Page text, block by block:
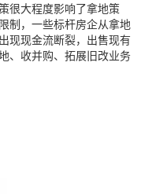
很大程度影响了拿地策
制，一些标杆房企从拿地
现现金流断裂，出售现有
、收并购、拓展旧改业务